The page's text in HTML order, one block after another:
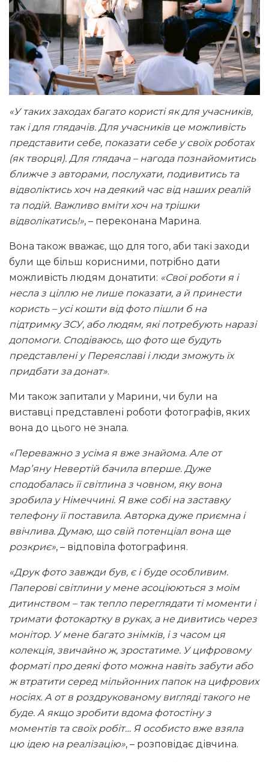
«У таких заходах багато користі як для учасників,
так і для глядачів. Для учасників це можливість
представити себе, показати себе у своїх роботах
(як творця). Для глядача – нагода познайомитись
ближче з авторами, послухати, подивитись та
відволіктись хоч на деякий час від наших реалій
та подій. Важливо вміти хоч на трішки
відволікатись!», – переконана Марина.
Вона також вважає, що для того, аби такі заходи
були ще більш корисними, потрібно дати
можливість людям донатити: «Свої роботи я і
несла з ціллю не лише показати, а й принести
користь – усі кошти від фото пішли б на
підтримку ЗСУ, або людям, які потребують наразі
допомоги. Сподіваюсь, що фото ще будуть
представлені у Переяславі і люди зможуть їх
придбати за донат».
Ми також запитали у Марини, чи були на
виставці представлені роботи фотографів, яких
вона до цього не знала.
«Переважно з усіма я вже знайома. Але от
Марʼяну Невертій бачила вперше. Дуже
сподобалась її світлина з човном, яку вона
зробила у Німеччині. Я вже собі на заставку
телефону її поставила. Авторка дуже приємна і
ввічлива. Думаю, що свій потенціал вона ще
розкриє», – відповіла фотографиня.
«Друк фото завжди був, є і буде особливим.
Паперові світлини у мене асоціюються з моїм
дитинством – так тепло переглядати ті моменти і
тримати фотокартку в руках, а не дивитись через
монітор. У мене багато знімків, і з часом ця
колекція, звичайно ж, зростатиме. У цифровому
форматі про деякі фото можна навіть забути або
ж втратити серед мільйонних папок на цифрових
носіях. А от в роздрукованому вигляді такого не
буде. А якщо зробити вдома фотостіну з
моментів та своїх робіт… Я особисто вже взяла
цю ідею на реалізацію», – розповідає дівчина.